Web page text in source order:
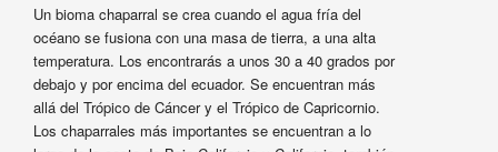
Un bioma chaparral se crea cuando el agua fría del
océano se fusiona con una masa de tierra, a una alta
temperatura. Los encontrarás a unos 30 a 40 grados por
debajo y por encima del ecuador. Se encuentran más
allá del Trópico de Cáncer y el Trópico de Capricornio.
Los chaparrales más importantes se encuentran a lo